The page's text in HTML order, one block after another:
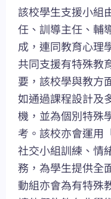
該校學生支援小組
任、訓導主任、輔
成，連同教育心理
共同支援有特殊教
要，該校學與教方
如通過課程設計及
機，並為個別特殊
考。該校亦會運用
社交小組訓練、情
務，為學生提供全
動組亦會為有特殊